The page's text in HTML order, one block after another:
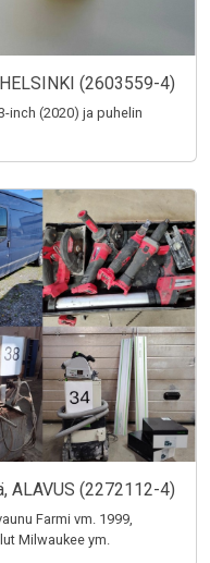
(2603559-4)
inch (2020) ja puhelin
ALAVUS (2272112-4)
Farmi vm. 1999,
Milwaukee ym.